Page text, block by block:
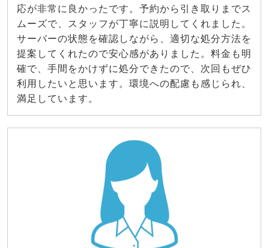
応が非常に良かったです。予約から引き取りまでス
ムーズで、スタッフが丁寧に説明してくれました。
サーバーの状態を確認しながら、適切な処分方法を
提案してくれたので安心感がありました。料金も明
確で、手間をかけずに処分できたので、次回もぜひ
利用したいと思います。環境への配慮も感じられ、
満足しています。